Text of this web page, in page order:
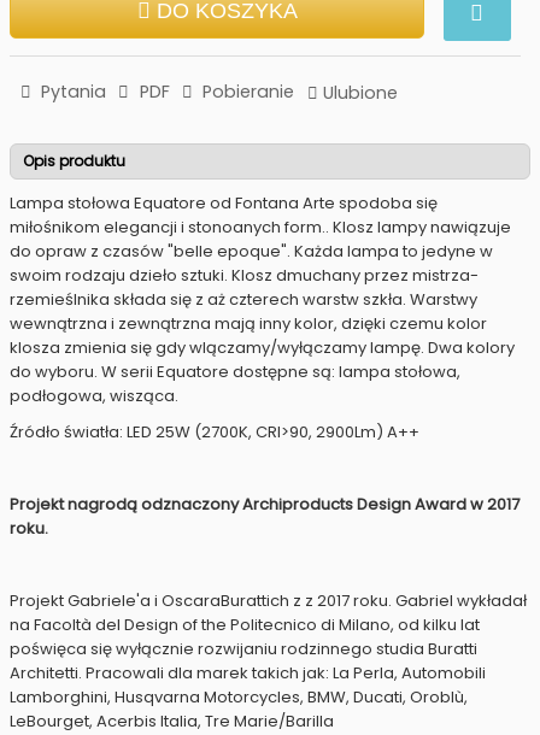
DO KOSZYKA
Pytania PDF Pobieranie Ulubione
Opis produktu
Lampa stołowa Equatore od Fontana Arte spodoba się
miłośnikom elegancji i stonoanych form.. Klosz lampy nawiązuje
do opraw z czasów "belle epoque". Każda lampa to jedyne w
swoim rodzaju dzieło sztuki. Klosz dmuchany przez mistrza-
rzemieślnika składa się z aż czterech warstw szkła. Warstwy
wewnątrzna i zewnątrzna mają inny kolor, dzięki czemu kolor
klosza zmienia się gdy wlączamy/wyłączamy lampę. Dwa kolory
do wyboru. W serii Equatore dostępne są: lampa stołowa,
podłogowa, wisząca.
Źródło światła: LED 25W (2700K, CRI>90, 2900Lm) A++
Projekt nagrodą odznaczony Archiproducts Design Award w 2017
roku.
Projekt Gabriele'a i OscaraBurattich z z 2017 roku. Gabriel wykładał
na Facoltà del Design of the Politecnico di Milano, od kilku lat
poświęca się wyłącznie rozwijaniu rodzinnego studia Buratti
Architetti. Pracowali dla marek takich jak: La Perla, Automobili
Lamborghini, Husqvarna Motorcycles, BMW, Ducati, Oroblù,
LeBourget, Acerbis Italia, Tre Marie/Barilla